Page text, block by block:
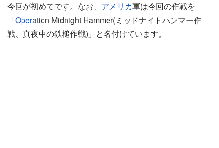
今回が初めてです。なお、 アメリカ軍は今回の作戦を
「Operation Midnight Hammer(ミッドナイトハンマー作
戦、真夜中の鉄槌作戦)」と名付けています。